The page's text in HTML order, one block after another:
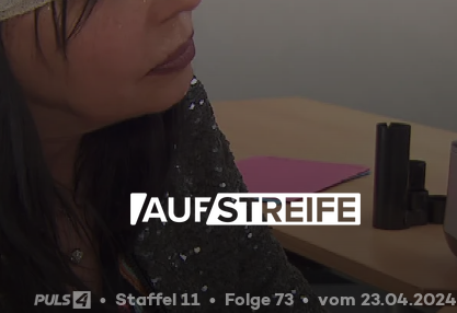
Beduselt besudelt
Staffel 11 Folge 73 vom 23.04.2024